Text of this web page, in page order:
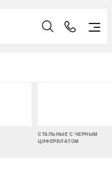
СТАЛЬНЫЕ С ЧЕРНЫМ
ЦИФЕРБЛАТОМ